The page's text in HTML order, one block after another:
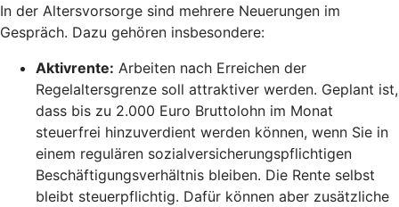
In der Altersvorsorge sind mehrere Neuerungen im
Gespräch. Dazu gehören insbesondere:
Aktivrente: Arbeiten nach Erreichen der
Regelaltersgrenze soll attraktiver werden. Geplant ist,
dass bis zu 2.000 Euro Bruttolohn im Monat
steuerfrei hinzuverdient werden können, wenn Sie in
einem regulären sozialversicherungspflichtigen
Beschäftigungsverhältnis bleiben. Die Rente selbst
bleibt steuerpflichtig. Dafür können aber zusätzliche